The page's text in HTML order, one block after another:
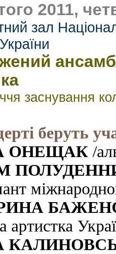
2011,
зал
заснування
беруть
ОНЕЩАК /
артистка